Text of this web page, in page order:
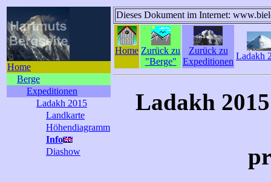
Home
Berge
Expeditionen
Ladakh 2015
Landkarte
Höhendiagramm
Info
Diashow
Dieses Dokument im Internet:
Home Zurück zu
"Berge"
Zurück zu
Expeditionen
Ladakh
Ladakh